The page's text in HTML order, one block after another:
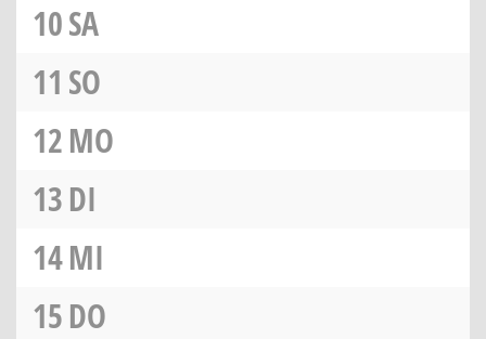
10SA
11 SO
12MO
13DI
14MI
15DO